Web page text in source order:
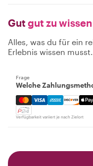
Gut gut zu wissen
Alles, was du für ein
Erlebnis wissen musst.
Frage
Welche
Mastercard, Visa,
Verfügbarkeit variiert je nach Zielort